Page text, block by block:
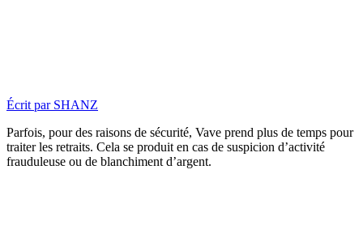
Écrit par SHANZ
Parfois, pour des raisons de sécurité, Vave prend plus de temps pour
traiter les retraits. Cela se produit en cas de suspicion d’activité
frauduleuse ou de blanchiment d’argent.